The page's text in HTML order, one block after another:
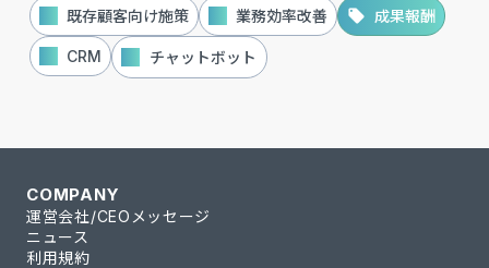
既存顧客向け施策 業務効率改善 local_offer 成果報酬
CRM チャットボット
COMPANY
運営会社/CEOメッセージ
ニュース
利用規約